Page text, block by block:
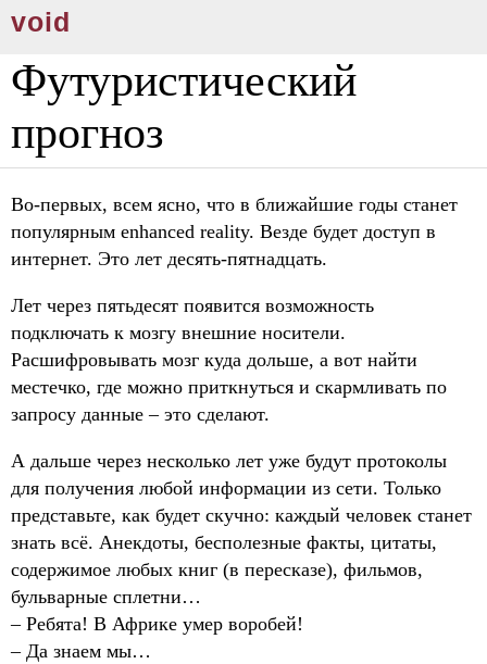
void
Футуристический
прогноз
Во-первых, всем ясно, что в ближайшие годы станет
популярным enhanced reality. Везде будет доступ в
интернет. Это лет десять-пятнадцать.
Лет через пятьдесят появится возможность
подключать к мозгу внешние носители.
Расшифровывать мозг куда дольше, а вот найти
местечко, где можно приткнуться и скармливать по
запросу данные – это сделают.
А дальше через несколько лет уже будут протоколы
для получения любой информации из сети. Только
представьте, как будет скучно: каждый человек станет
знать всё. Анекдоты, бесполезные факты, цитаты,
содержимое любых книг (в пересказе), фильмов,
бульварные сплетни…
– Ребята! В Африке умер воробей!
– Да знаем мы…